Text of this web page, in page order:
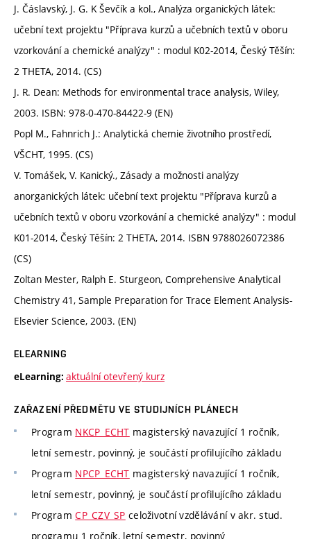
J. Čáslavský, J. G. K Ševčík a kol., Analýza organických látek:
učební text projektu "Příprava kurzů a učebních textů v oboru
vzorkování a chemické analýzy" : modul K02-2014, Český Těšín:
2 THETA, 2014. (CS)
J. R. Dean: Methods for environmental trace analysis, Wiley,
2003. ISBN: 978-0-470-84422-9 (EN)
Popl M., Fahnrich J.: Analytická chemie životního prostředí,
VŠCHT, 1995. (CS)
V. Tomášek, V. Kanický., Zásady a možnosti analýzy
anorganických látek: učební text projektu "Příprava kurzů a
učebních textů v oboru vzorkování a chemické analýzy" : modul
K01-2014, Český Těšín: 2 THETA, 2014. ISBN 9788026072386
(CS)
Zoltan Mester, Ralph E. Sturgeon, Comprehensive Analytical
Chemistry 41, Sample Preparation for Trace Element Analysis-
Elsevier Science, 2003. (EN)
ELEARNING
eLearning: aktuální otevřený kurz
ZAŘAZENÍ PŘEDMĚTU VE STUDIJNÍCH PLÁNECH
Program NKCP_ECHT magisterský navazující 1 ročník,
letní semestr, povinný, je součástí profilujícího základu
Program NPCP_ECHT magisterský navazující 1 ročník,
letní semestr, povinný, je součástí profilujícího základu
ProgramCP_CZV_SP celoživotní vzdělávání v akr. stud.
programu 1 ročník, letní semestr, povinný